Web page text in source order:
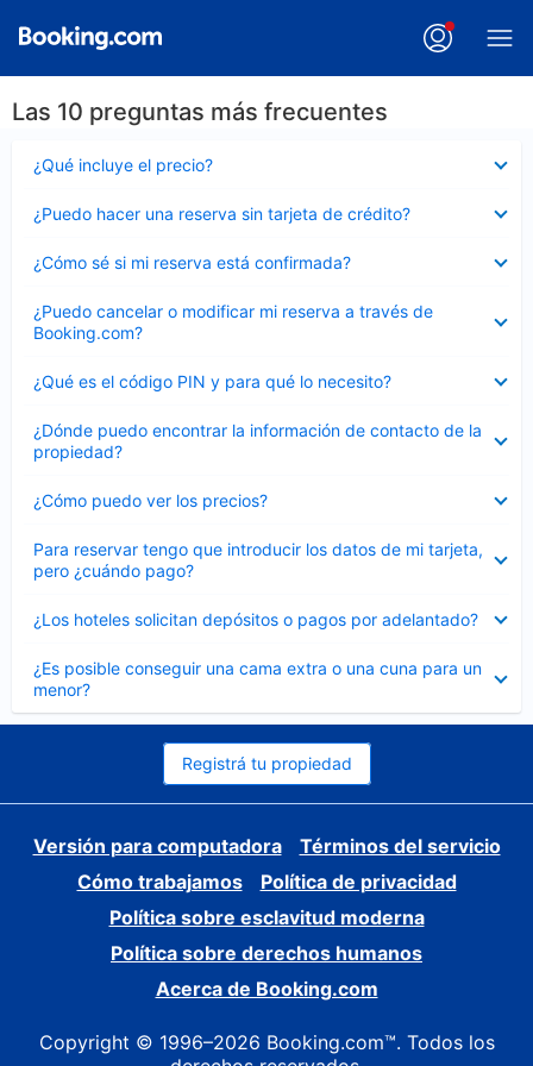
Las 10 preguntas más frecuentes
¿Qué incluye el precio?
cerrado
¿Puedo hacer una reserva sin tarjeta de crédito?
cerrado
¿Cómo sé si mi reserva está confirmada?
cerrado
¿Puedo cancelar o modificar mi reserva a través de
Booking.com?
cerrado
¿Qué es el código PIN y para qué lo necesito?
cerrado
¿Dónde puedo encontrar la información de contacto de la
propiedad?
cerrado
¿Cómo puedo ver los precios?
cerrado
Para reservar tengo que introducir los datos de mi tarjeta,
pero ¿cuándo pago?
cerrado
¿Los hoteles solicitan depósitos o pagos por adelantado?
cerrado
¿Es posible conseguir una cama extra o una cuna para un
menor?
cerrado
Registrá tu propiedad
Versión para computadora
Términos del servicio
Cómo trabajamos
Política de privacidad
Política sobre esclavitud moderna
Política sobre derechos humanos
Acerca de Booking.com
Copyright © 1996–2026 Booking.com™. Todos los